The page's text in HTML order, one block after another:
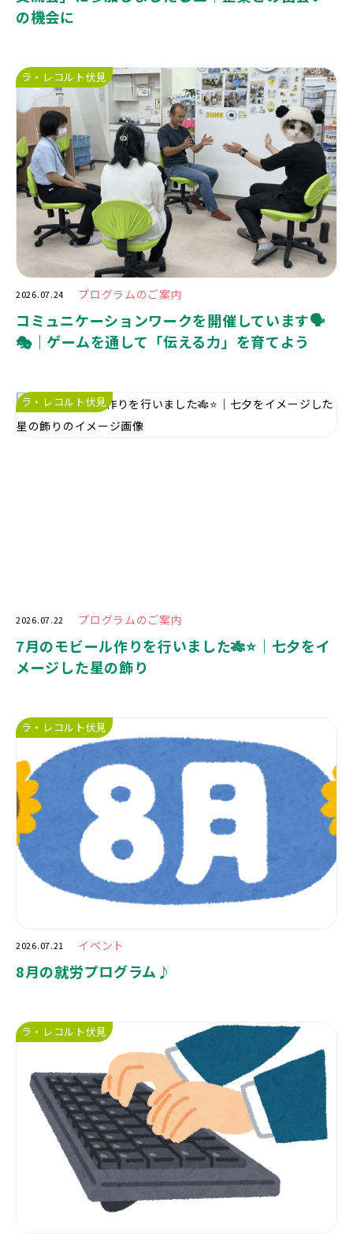
の機会に
ラ・レコルト伏見
2026.07.24 プログラムのご案内
コミュニケーションワークを開催しています🗣️
🎭｜ゲームを通して「伝える力」を育てよう
ラ・レコルト伏見
2026.07.22 プログラムのご案内
7月のモビール作りを行いました🎋⭐｜七夕をイ
メージした星の飾り
ラ・レコルト伏見
2026.07.21 イベント
8月の就労プログラム♪
ラ・レコルト伏見